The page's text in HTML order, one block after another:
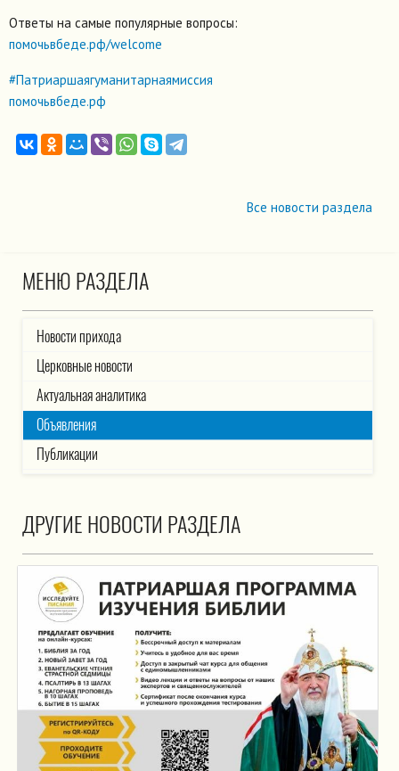
Ответы на самые популярные вопросы:
помочьвбеде.рф/welcome
#Патриаршаягуманитарнаямиссия
помочьвбеде.рф
Все новости раздела
МЕНЮ РАЗДЕЛА
Новости прихода
Церковные новости
Актуальная аналитика
Объявления
Публикации
ДРУГИЕ НОВОСТИ РАЗДЕЛА